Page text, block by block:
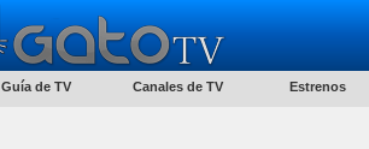
Guía de TV Canales de TV Estrenos